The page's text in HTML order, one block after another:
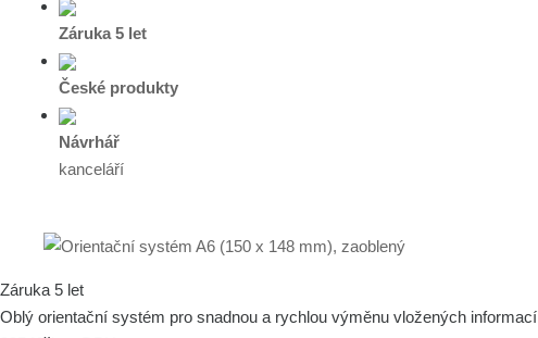
Záruka 5 let
České produkty
Návrhář
kanceláří
Záruka 5 let
Oblý orientační systém pro snadnou a rychlou výměnu vložených informací